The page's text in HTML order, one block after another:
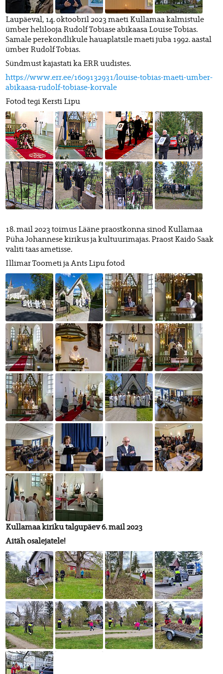
Laupäeval, 14. oktoobril 2023 maeti Kullamaa kalmistule
ümber helilooja Rudolf Tobiase abikaasa Louise Tobias.
Samale perekondlikule hauaplatsile maeti juba 1992. aastal
ümber Rudolf Tobias.
Sündmust kajastati ka ERR uudistes.
https://www.err.ee/1609132931/louise-tobias-maeti-umber-
abikaasa-rudolf-tobiase-korvale
Fotod tegi Kersti Lipu
18. mail 2023 toimus Lääne praostkonna sinod Kullamaa
Püha Johannese kirikus ja kultuurimajas. Praost Kaido Saak
valiti taas ametisse.
Illimar Toometi ja Ants Lipu fotod
Kullamaa kiriku talgupäev 6. mail 2023
Aitäh osalejatele!